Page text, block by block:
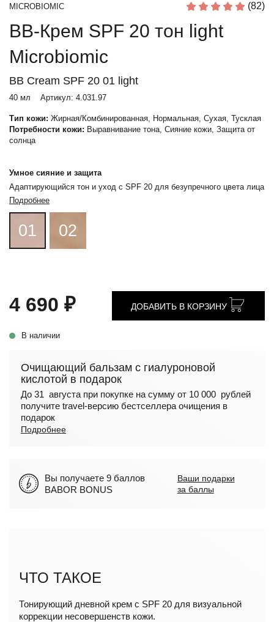
MICROBIOMIC (82)
BB-Крем SPF 20 тон light
Microbiomic
BB Cream SPF 20 01 light
40 мл Артикул: 4.031.97
Тип кожи: Жирная/Комбинированная, Нормальная, Сухая, Тусклая
Потребности кожи: Выравнивание тона, Сияние кожи, Защита от
солнца
Умное сияние и защита
Адаптирующийся тон и уход с SPF 20 для безупречного цвета лица
Подробнее
01 02
4 690 ₽
В наличии
ДОБАВИТЬ В КОРЗИНУ
Очищающий бальзам с гиалуроновой
кислотой в подарок
До 31 августа при покупке на сумму от 10 000 рублей
получите travel-версию бестселлера очищения в
подарок
Подробнее
Вы получаете 9 баллов
BABOR BONUS
Ваши подарки
за баллы
ЧТО ТАКОЕ
Тонирующий дневной крем с SPF 20 для визуальной
коррекции несовершенств кожи.